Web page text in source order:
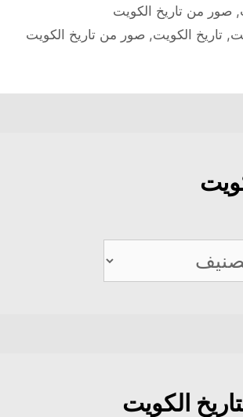
, صور من تاريخ الكويت
,تاريخ الكويت, صور من تاريخ الكويت
الكويت